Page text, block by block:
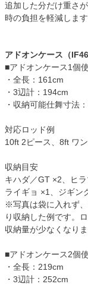
追加した分だけ重さ
時の負担を軽減します
アドオンケース（
■アドオンケース1個
・全長：161cm
・3辺計：194cm
・収納可能仕舞寸法
対応ロッド例
10ft 2ピース、8ft ワ
収納目安
キハダ／GT ×2、ヒ
ライギョ ×1、ジギン
※写真は袋に入れず
り収納した例です。
収納量が少なくなりま
■アドオンケース2個
・全長：219cm
・3辺計：252cm